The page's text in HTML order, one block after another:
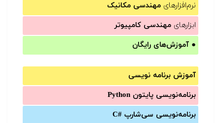
نرم‌افزارهای مهندسی مکانیک
ابزارهای مهندسی کامپیوتر
● آموزش‌های رایگان
آموزش برنامه نویسی
برنامه‌نویسی پایتون Python
برنامه‌‌نویسی سی‌شارپ C#‎